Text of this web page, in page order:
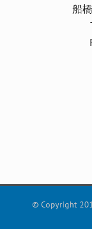
船
© Copyright